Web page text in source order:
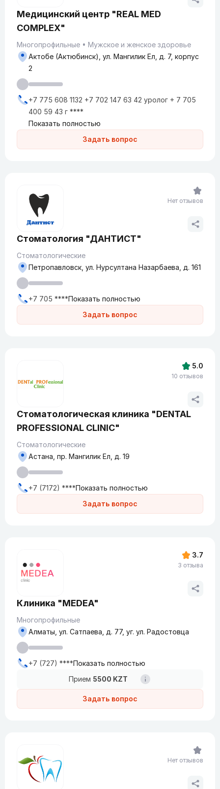
Медицинский центр "REAL MED
COMPLEX"
Многопрофильные Мужское и женское здоровье
Задать вопрос
Актобе (Актюбинск), ул. Мангилик Ел, д. 7, корпус
2
+7 775 608 1132 +7 702 147 63 42 уролог + 7 705
400 59 43 г ****
Показать полностью
Стоматология "ДАНТИСТ"
Стоматологические
Задать вопрос
Петропавловск, ул. Нурсултана Назарбаева, д. 161
+7 705 ****Показать полностью
Нет отзывов
Стоматологическая клиника "DENTAL
PROFESSIONAL CLINIC"
Стоматологические
Задать вопрос
Астана, пр. Мангилик Ел, д. 19
+7 (7172) ****Показать полностью
5.0
10 отзывов
Клиника "MEDEA"
Многопрофильные
Прием 5500 KZT
Задать вопрос
Алматы, ул. Сатпаева, д. 77, уг. ул. Радостовца
+7 (727) ****Показать полностью
3.7
3 отзыва
Нет отзывов